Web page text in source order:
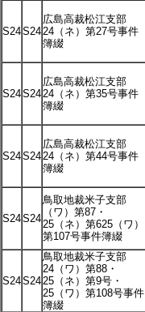
S24S24
広島高裁松江支部
24（ネ）第27号事件
簿綴
S24S24
広島高裁松江支部
24（ネ）第35号事件
簿綴
S24S24
広島高裁松江支部
24（ネ）第44号事件
簿綴
S24S24
鳥取地裁米子支部
（ワ）第87・
25（ネ）第625（ワ）
第107号事件簿綴
S24S24
鳥取地裁米子支部
24（ワ）第88・
25（ネ）第9号・
25（ワ）第108号事件
簿綴